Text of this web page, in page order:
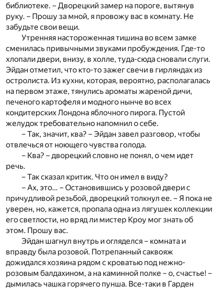
библиотеке. – Дворецкий замер на пороге, вытянув
руку. – Прошу за мной, я провожу вас в комнату. Не
забудьте свои вещи.
Утренняя настороженная тишина во всем замке
сменилась привычными звуками пробуждения. Где-то
хлопали двери, внизу, в холле, туда-сюда сновали слуги.
Эйдан отметил, что кто-то зажег свечи в гирляндах из
остролиста. Из кухни, которая, вероятно, располагалась
на первом этаже, тянулись ароматы жареной дичи,
печеного картофеля и модного нынче во всех
кондитерских Лондона яблочного пирога. Пустой
желудок требовательно напомнил о себе.
– Так, значит, ква? – Эйдан завел разговор, чтобы
отвлечься от ноющего чувства голода.
– Ква? – дворецкий словно не понял, о чем идет
речь.
– Так сказал критик. Что он имел в виду?
– Ах, это… – Остановившись у розовой двери с
причудливой резьбой, дворецкий толкнул ее. – Я пока не
уверен, но, кажется, пропала одна из лягушек коллекции
его светлости, но вряд ли мистер Кроу мог знать об
этом. Прошу вас.
Эйдан шагнул внутрь и огляделся – комната и
вправду была розовой. Потрепанный саквояж
дожидался хозяина рядом с кроватью под нежно-
розовым балдахином, а на каминной полке – о, счастье! –
дымилась чашка горячего пунша. Все-таки в Гарден